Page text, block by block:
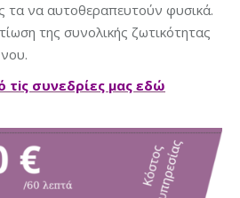
να αυτοθεραπευτούν φυσικά.
της συνολικής ζωτικότητας
τiς συνεδρίες μας εδώ